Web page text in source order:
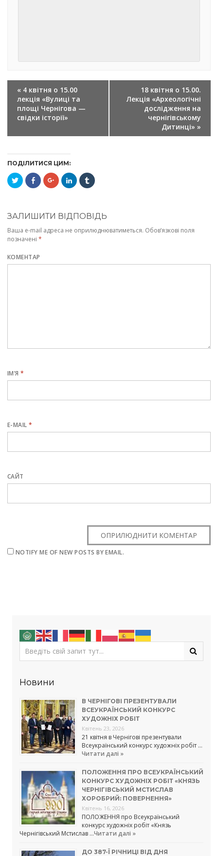
ПОДІЯ
NAVIGATION
« 4 квітня о 15.00
лекція «Вулиці та
площі Чернігова —
свідки історії»
18 квітня о 15.00.
Лекція «Археологічні
дослідження на
чернігівському
Дитинці» »
ПОДІЛИТИСЯ ЦИМ:
Click
to
share
новому
вікні)
Click
to
share
новому
вікні)
Click
to
share
новому
Click
to
share
новому
вікні)
Click
to
новому
вікні)
ЗАЛИШИТИ ВІДПОВІДЬ
Ваша e-mail адреса не оприлюднюватиметься. Обов’язкові поля
позначені *
КОМЕНТАР
ІМ’Я*
E-MAIL*
САЙТ
NOTIFY ME OF NEW POSTS BY EMAIL.
Новини
В ЧЕРНІГОВІ ПРЕЗЕНТУВАЛИ
ВСЕУКРАЇНСЬКИЙ КОНКУРС
ХУДОЖНІХ РОБІТ
Квітень 23, 2026
21 квітня в Чернігові презентували
Всеукраїнський конкурс художніх робіт …
Читати далі »
ПОЛОЖЕННЯ ПРО ВСЕУКРАЇНСЬКИЙ
КОНКУРС ХУДОЖНІХ РОБІТ «КНЯЗЬ
ЧЕРНІГІВСЬКИЙ МСТИСЛАВ
ХОРОБРИЙ: ПОВЕРНЕННЯ»
Квітень 16, 2026
ПОЛОЖЕННЯ про Всеукраїнський
конкурс художніх робіт «Князь
Чернігівський Мстислав …Читати далі »
ДО 387-Ї РІЧНИЦІ ВІД ДНЯ